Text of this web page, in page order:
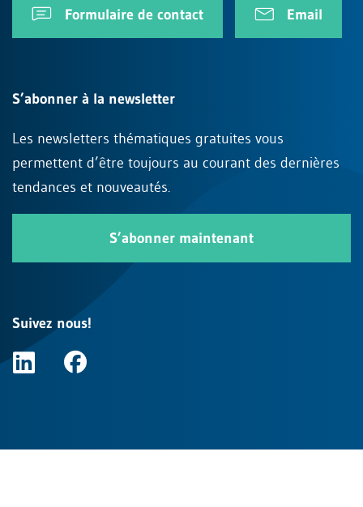
Formulaire de contact Email
S’abonner à la newsletter
Les newsletters thématiques gratuites vous
permettent d’être toujours au courant des dernières
tendances et nouveautés.
S’abonner maintenant
Suivez nous!